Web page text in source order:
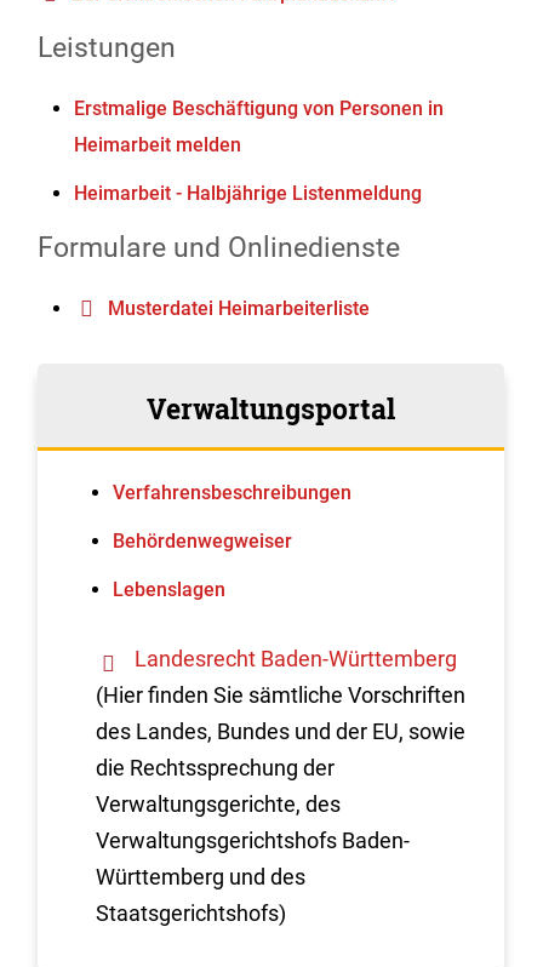
Leistungen
Erstmalige Beschäftigung von Personen in
Heimarbeit melden
Heimarbeit - Halbjährige Listenmeldung
Formulare und Onlinedienste
Musterdatei Heimarbeiterliste
Verwaltungsportal
Verfahrens­beschreibungen
Behördenwegweiser
Lebenslagen
Landesrecht Baden-Württemberg
(Hier finden Sie sämtliche Vorschriften
des Landes, Bundes und der EU, sowie
die Rechtssprechung der
Verwaltungsgerichte, des
Verwaltungsgerichtshofs Baden-
Württemberg und des
Staatsgerichtshofs)